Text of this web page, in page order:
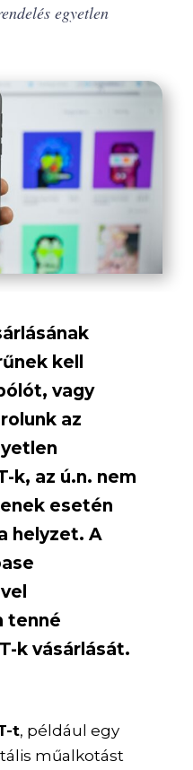
egyetlen
kell
vagy
az
k, az ú.n. nem
esetén
helyzet. A
tenné
k vásárlását.
t, például egy
műalkotást